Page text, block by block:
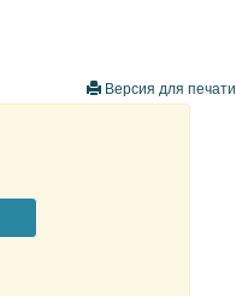
Версия для печати